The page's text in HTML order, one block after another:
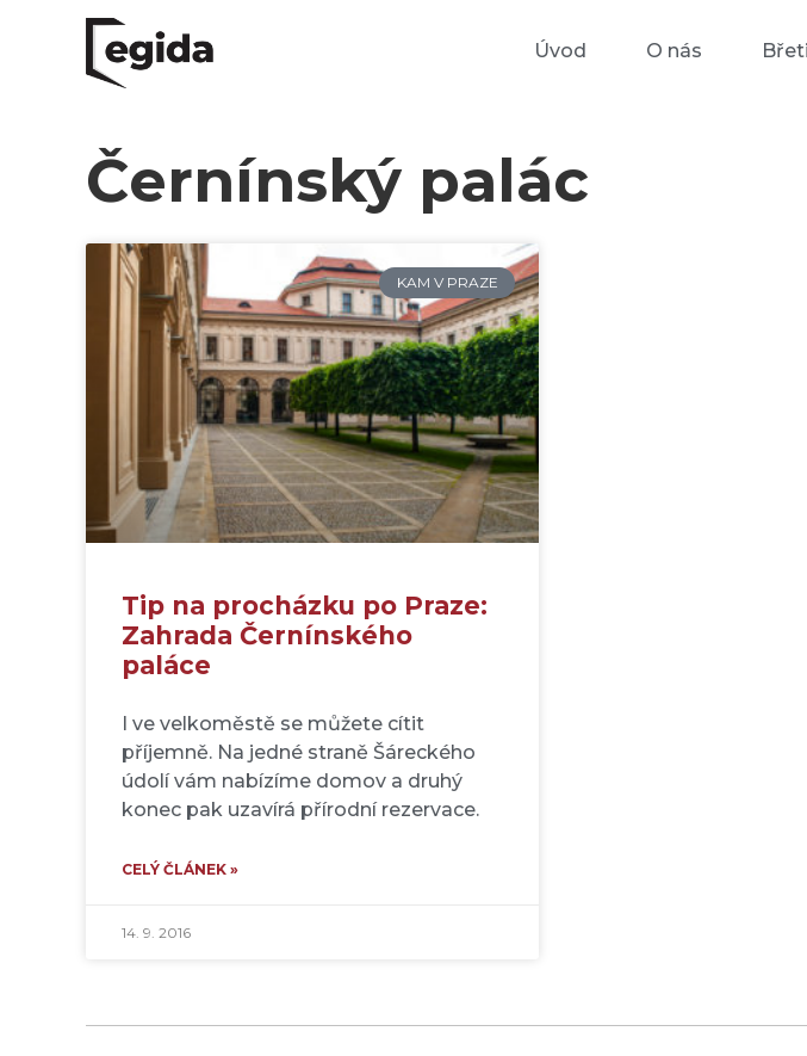
Úvod O nás
Černínský palác
KAM V PRAZE
Tip na procházku po Praze:
Zahrada Černínského
paláce
I ve velkoměstě se můžete cítit
příjemně. Na jedné straně Šáreckého
údolí vám nabízíme domov a druhý
konec pak uzavírá přírodní rezervace.
CELÝ ČLÁNEK »
14. 9. 2016